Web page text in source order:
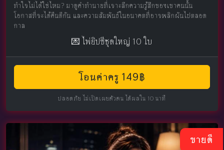
ทำใจไม่ได้ใช่ไหม? มาดูคำทำนายที่เจาะลึกความรู้สึกของเขาคนนั้น
โอกาสที่จะได้คืนดีกัน และความสัมพันธ์ในอนาคตที่อาจพลิกผันไปตลอด
กาล
💌 ไพ่ยิปซีชุดใหญ่ 10 ใบ
โอนค่าครู 149฿
ปลอดภัย ไม่เปิดเผยตัวตน ได้ผลใน 10 นาที
ขายดี